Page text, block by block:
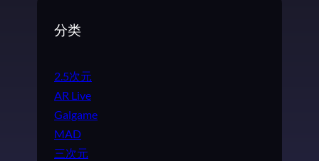
分类
2.5次元
AR Live
Galgame
MAD
三次元